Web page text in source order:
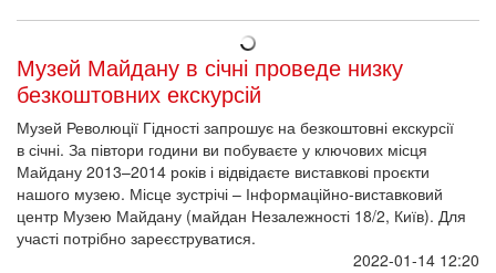
Музей Майдану в січні проведе низку
безкоштовних екскурсій
Музей Революції Гідності запрошує на безкоштовні екскурсії
в січні. За півтори години ви побуваєте у ключових місця
Майдану 2013–2014 років і відвідаєте виставкові проєкти
нашого музею. Місце зустрічі – Інформаційно-виставковий
центр Музею Майдану (майдан Незалежності 18/2, Київ). Для
участі потрібно зареєструватися.
2022-01-14 12:20